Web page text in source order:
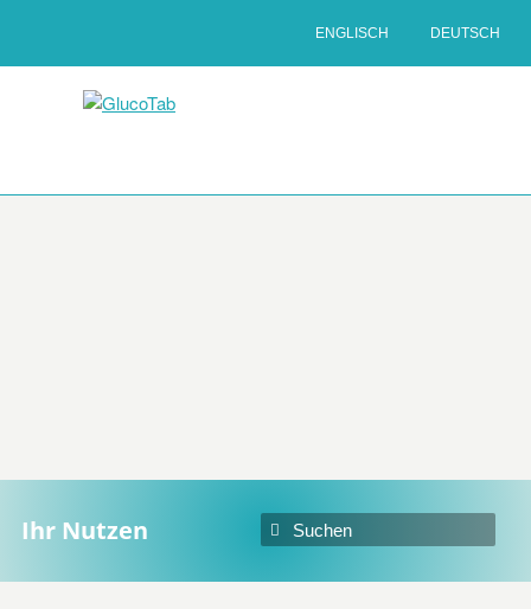
ENGLISCH DEUTSCH
Ihr Nutzen